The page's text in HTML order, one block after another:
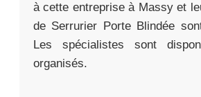
à cette entreprise à Massy et
de Serrurier Porte Blindée
Les spécialistes sont
organisés.